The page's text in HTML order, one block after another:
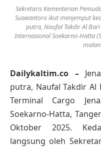
Sekretaris Kementerian
Suswantoro ikut menjemput
putra, Naufal Takdir Al
Internasional Soekarno-Hatta
Dailykaltim.co –
putra, Naufal Takdir
Terminal Cargo
Soekarno-Hatta,
Oktober 2025.
langsung oleh